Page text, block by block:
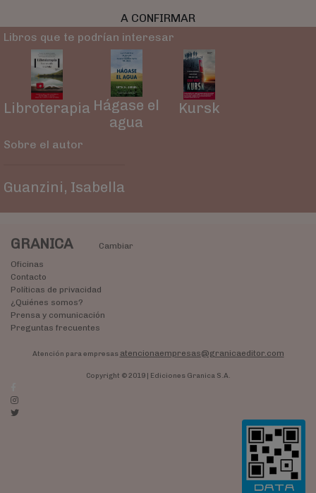
A CONFIRMAR
Libros que te podrían interesar
Libroterapia Hágase el
agua
Kursk
Sobre el autor
Guanzini, Isabella
GRANICA
Cambiar
Oficinas
Contacto
Políticas de privacidad
¿Quiénes somos?
Prensa y comunicación
Preguntas frecuentes
Atención para empresas atencionaempresas@granicaeditor.com
Copyright © 2019 | Ediciones Granica S.A.